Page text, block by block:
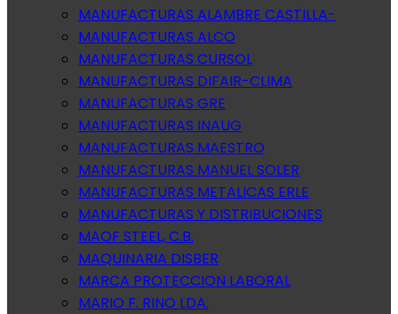
MANUFACTURAS ALAMBRE CASTILLA-
MANUFACTURAS ALCO
MANUFACTURAS CURSOL
MANUFACTURAS DIFAIR-CLIMA
MANUFACTURAS GRE
MANUFACTURAS INAUG
MANUFACTURAS MAESTRO
MANUFACTURAS MANUEL SOLER
MANUFACTURAS METALICAS ERLE
MANUFACTURAS Y DISTRIBUCIONES
MAOF STEEL, C.B.
MAQUINARIA DISBER
MARCA PROTECCION LABORAL
MARIO F. RINO LDA.